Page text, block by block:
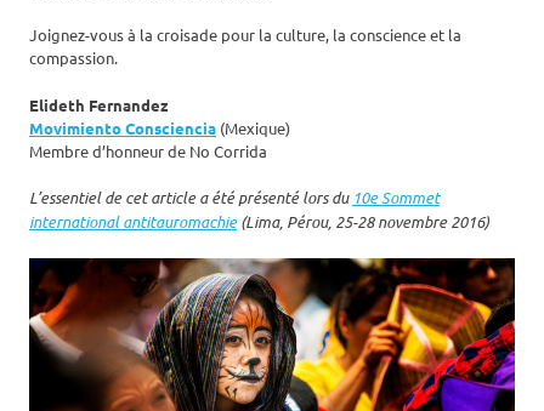
Joignez-vous à la croisade pour la culture, la conscience et la
compassion.
Elideth Fernandez
Movimiento Consciencia (Mexique)
Membre d’honneur de No Corrida
L’essentiel de cet article a été présenté lors du 10e Sommet
international antitauromachie(Lima, Pérou, 25-28 novembre 2016)